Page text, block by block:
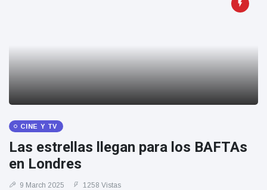
Halloween -
octubre!
99.
Geburtstag
und tanzt
zu
8 May
1133
CINE Y TV
Las estrellas llegan para los BAFTAs
en Londres
9 March 2025 1258 Vistas